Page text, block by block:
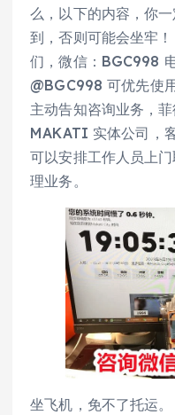
么，以下的内容，你
到，否则可能会坐牢
们，微信：BGC998
@BGC998 可优先使
主动告知咨询业务，
MAKATI 实体公司，
可以安排工作人员上
理业务。
坐飞机，免不了托运。